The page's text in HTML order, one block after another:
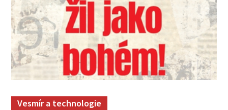
Vesmír a technologie